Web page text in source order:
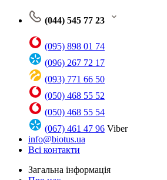
(044) 545 77 23
(095) 898 01 74
(096) 267 72 17
(093) 771 66 50
(050) 468 55 52
(050) 468 55 54
(067) 461 47 96 Viber
info@biotus.ua
Всі контакти
Загальна інформація